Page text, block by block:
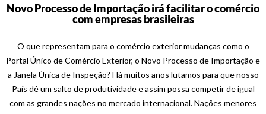
Novo Processo de Importação irá facilitar o comércio
com empresas brasileiras
O que representam para o comércio exterior mudanças como o
Portal Único de Comércio Exterior, o Novo Processo de Importação e
a Janela Única de Inspeção? Há muitos anos lutamos para que nosso
País dê um salto de produtividade e assim possa competir de igual
com as grandes nações no mercado internacional. Nações menores